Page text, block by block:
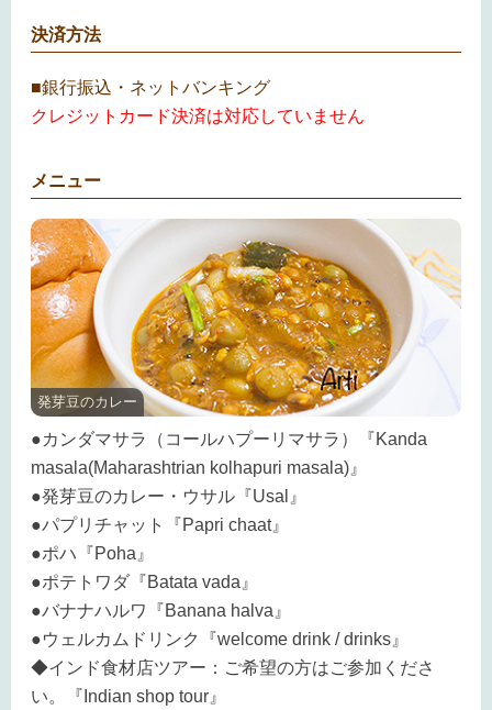
決済方法
■銀行振込・ネットバンキング
クレジットカード決済は対応していません
メニュー
発芽豆のカレー
●カンダマサラ（コールハプーリマサラ）『Kanda
masala(Maharashtrian kolhapuri masala)』
●発芽豆のカレー・ウサル『Usal』
●パプリチャット『Papri chaat』
●ポハ『Poha』
●ポテトワダ『Batata vada』
●バナナハルワ『Banana halva』
●ウェルカムドリンク『welcome drink / drinks』
◆インド食材店ツアー：ご希望の方はご参加くださ
い。『Indian shop tour』